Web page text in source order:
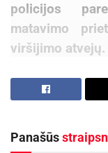
policijos
matavimo
viršijimo atvejų.
Lapkričio 15 d.
Kaunas –
„Citroen“,
Panašūs